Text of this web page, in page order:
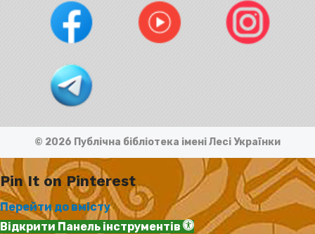
© 2026 Публічна бібліотека імені Лесі Українки
Pin It on Pinterest
Перейти до вмісту
Відкрити Панель інструментів